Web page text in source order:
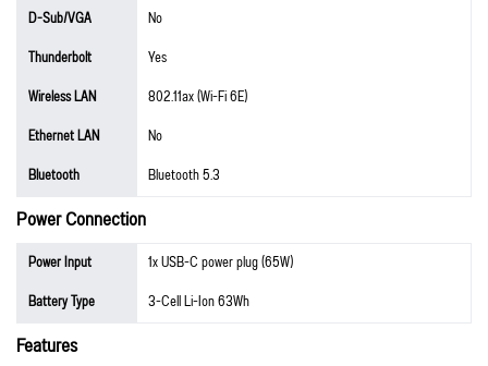
D-Sub/VGA
No
Thunderbolt
Yes
Wireless LAN
802.11ax (Wi-Fi 6E)
Ethernet LAN
No
Bluetooth
Bluetooth 5.3
Power Connection
Power Input
1x USB-C power plug (65W)
Battery Type
3-Cell Li-Ion 63Wh
Features